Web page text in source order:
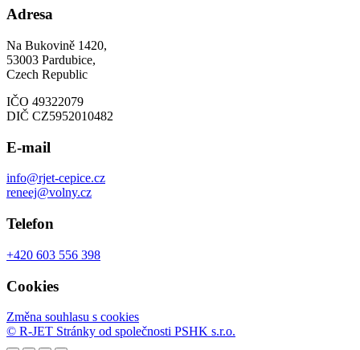
Adresa
Na Bukovině 1420,
53003 Pardubice,
Czech Republic
IČO 49322079
DIČ CZ5952010482
E-mail
info@rjet-cepice.cz
reneej@volny.cz
Telefon
+420 603 556 398
Cookies
Změna souhlasu s cookies
© R-JET Stránky od společnosti PSHK s.r.o.